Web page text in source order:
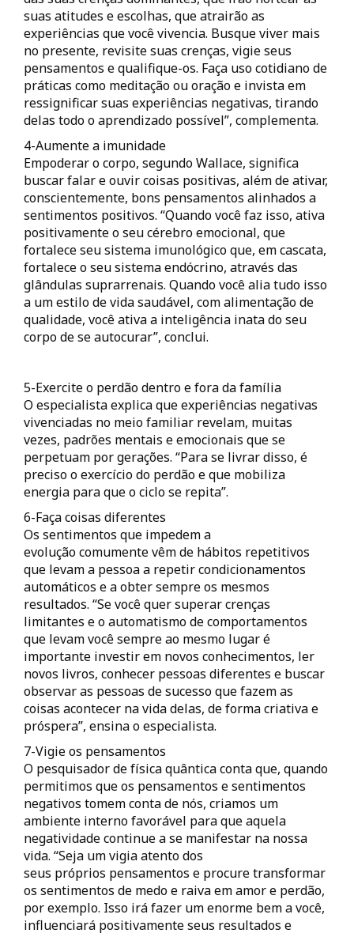
suas atitudes e escolhas, que atrairão as
experiências que você vivencia. Busque viver mais
no presente, revisite suas crenças, vigie seus
pensamentos e qualifique-os. Faça uso cotidiano de
práticas como meditação ou oração e invista em
ressignificar suas experiências negativas, tirando
delas todo o aprendizado possível”, complementa.
4-Aumente a imunidade
Empoderar o corpo, segundo Wallace, significa
buscar falar e ouvir coisas positivas, além de ativar,
conscientemente, bons pensamentos alinhados a
sentimentos positivos. “Quando você faz isso, ativa
positivamente o seu cérebro emocional, que
fortalece seu sistema imunológico que, em cascata,
fortalece o seu sistema endócrino, através das
glândulas suprarrenais. Quando você alia tudo isso
a um estilo de vida saudável, com alimentação de
qualidade, você ativa a inteligência inata do seu
corpo de se autocurar”, conclui.
5-Exercite o perdão dentro e fora da família
O especialista explica que experiências negativas
vivenciadas no meio familiar revelam, muitas
vezes, padrões mentais e emocionais que se
perpetuam por gerações. “Para se livrar disso, é
preciso o exercício do perdão e que mobiliza
energia para que o ciclo se repita”.
6-Faça coisas diferentes
Os sentimentos que impedem a
evolução comumente vêm de hábitos repetitivos
que levam a pessoa a repetir condicionamentos
automáticos e a obter sempre os mesmos
resultados. “Se você quer superar crenças
limitantes e o automatismo de comportamentos
que levam você sempre ao mesmo lugar é
importante investir em novos conhecimentos, ler
novos livros, conhecer pessoas diferentes e buscar
observar as pessoas de sucesso que fazem as
coisas acontecer na vida delas, de forma criativa e
próspera”, ensina o especialista.
7-Vigie os pensamentos
O pesquisador de física quântica conta que, quando
permitimos que os pensamentos e sentimentos
negativos tomem conta de nós, criamos um
ambiente interno favorável para que aquela
negatividade continue a se manifestar na nossa
vida. “Seja um vigia atento dos
seus próprios pensamentos e procure transformar
os sentimentos de medo e raiva em amor e perdão,
por exemplo. Isso irá fazer um enorme bem a você,
influenciará positivamente seus resultados e